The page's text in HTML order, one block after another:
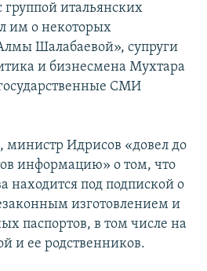
группой итальянских
им о некоторых
Шалабаевой», супруги
и бизнесмена Мухтара
СМИ
Идрисов «довел до
информацию» о том, что
находится под подпиской о
изготовлением и
паспортов, в том числе на
и ее родственников.